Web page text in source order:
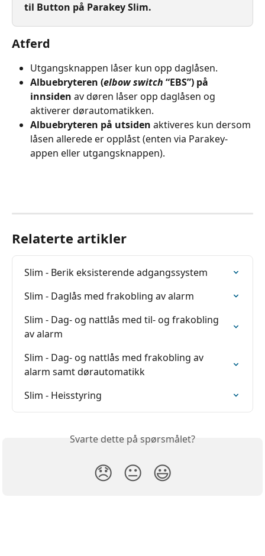
til Button på Parakey Slim.
Atferd
Utgangsknappen låser kun opp daglåsen.
Albuebryteren (elbow switch “EBS”) på
innsiden av døren låser opp daglåsen og
aktiverer dørautomatikken.
Albuebryteren på utsiden aktiveres kun dersom
låsen allerede er opplåst (enten via Parakey-
appen eller utgangsknappen).
Relaterte artikler
Slim - Berik eksisterende adgangssystem
Slim - Daglås med frakobling av alarm
Slim - Dag- og nattlås med til- og frakobling
av alarm
Slim - Dag- og nattlås med frakobling av
alarm samt dørautomatikk
Slim - Heisstyring
Svarte dette på spørsmålet?
😞 😐 😃